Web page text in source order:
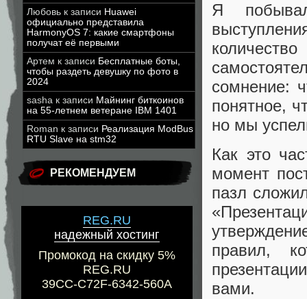
Любовь к записи Huawei
официально представила
HarmonyOS 7: какие смартфоны
получат её первыми
Артем к записи Бесплатные боты,
чтобы раздеть девушку по фото в
2024
sasha к записи Майнинг биткоинов
на 55-летнем ветеране IBM 1401
Roman к записи Реализация ModBus
RTU Slave на stm32
РЕКОМЕНДУЕМ
REG.RU
надежный хостинг
Промокод на скидку 5%
REG.RU
39CC-C72F-6342-560A
Я
сомнение:
понятное,
но мы
Как это
момент
пазл
правил,
вами.